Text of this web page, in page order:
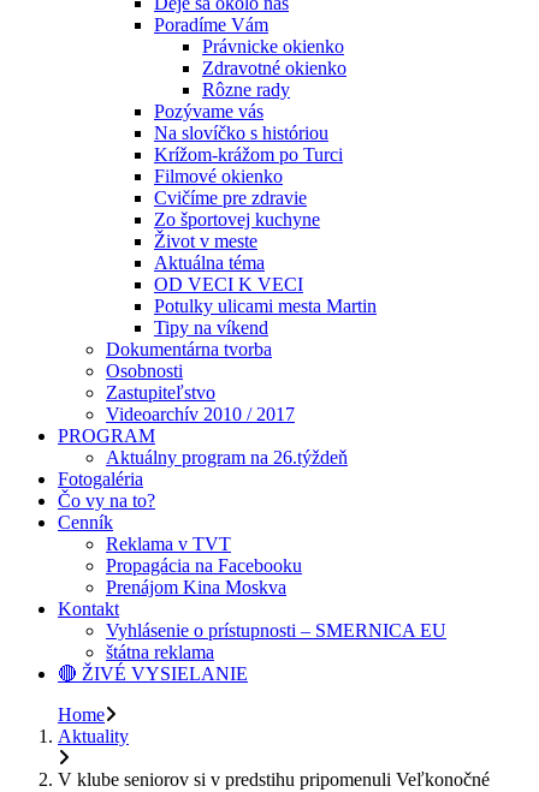
Poradíme Vám
Právnicke okienko
Zdravotné okienko
Rôzne rady
Pozývame vás
Na slovíčko s históriou
Krížom-krážom po Turci
Filmové okienko
Cvičíme pre zdravie
Zo športovej kuchyne
Život v meste
Aktuálna téma
OD VECI K VECI
Potulky ulicami mesta Martin
Tipy na víkend
Dokumentárna tvorba
Osobnosti
Zastupiteľstvo
Videoarchív 2010 / 2017
PROGRAM
Aktuálny program na 26.týždeň
Fotogaléria
Čo vy na to?
Cenník
Reklama v TVT
Propagácia na Facebooku
Prenájom Kina Moskva
Kontakt
Vyhlásenie o prístupnosti – SMERNICA EU
štátna reklama
🔴 ŽIVÉ VYSIELANIE
Home
Aktuality
V klube seniorov si v predstihu pripomenuli Veľkonočné